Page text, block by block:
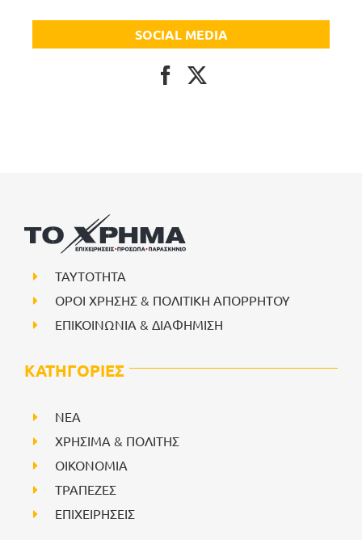
SOCIAL MEDIA
ΤΑΥΤΟΤΗΤΑ
ΟΡΟΙ ΧΡΗΣΗΣ & ΠΟΛΙΤΙΚΗ ΑΠΟΡΡΗΤΟΥ
ΕΠΙΚΟΙΝΩΝΙΑ & ΔΙΑΦΗΜΙΣΗ
ΚΑΤΗΓΟΡΙΕΣ
NEA
ΧΡΗΣΙΜΑ & ΠΟΛΙΤΗΣ
ΟΙΚΟΝΟΜΙΑ
ΤΡΑΠΕΖΕΣ
ΕΠΙΧΕΙΡΗΣΕΙΣ